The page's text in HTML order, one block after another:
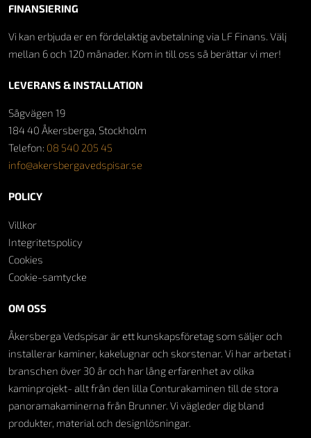
OM OSS
Åkersberga Vedspisar är ett kunskapsföretag som säljer och
installerar kaminer, kakelugnar och skorstenar. Vi har arbetat i
branschen över 30 år och har lång erfarenhet av olika
kaminprojekt- allt från den lilla Conturakaminen till de stora
panoramakaminerna från Brunner. Vi vägleder dig bland
produkter, material och designlösningar.
FINANSIERING
Vi kan erbjuda er en fördelaktig avbetalning via LF Finans. Välj
mellan 6 och 120 månader. Kom in till oss så berättar vi mer!
LEVERANS & INSTALLATION
Sågvägen 19
184 40 Åkersberga, Stockholm
Telefon: 08 540 205 45
info@akersbergavedspisar.se
POLICY
Villkor
Integritetspolicy
Cookies
Cookie-samtycke